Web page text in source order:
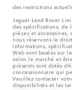
des restrictions
Jaguar Land Rover
des spécifications, de
pièces et
nous réservons le
informations,
Web sont basées sur
selon le marché et
présents sont dotés
concessionnaire qui
Veuillez contacter
disponibilités et les